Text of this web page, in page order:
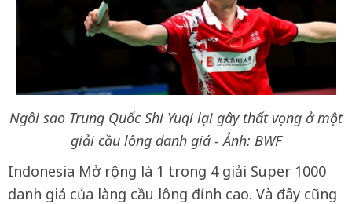
Ngôi sao Trung Quốc Shi Yuqi lại gây thất vọng ở một
giải cầu lông danh giá - Ảnh: BWF
Indonesia Mở rộng là 1 trong 4 giải Super 1000
danh giá của làng cầu lông đỉnh cao. Và đây cũng